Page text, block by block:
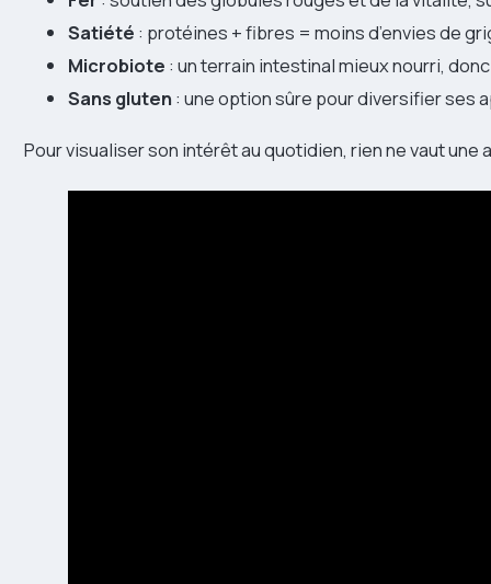
Satiété : protéines + fibres = moins d’envies de
Microbiote : un terrain intestinal mieux nourri,
Sans gluten : une option sûre pour diversifier ses
Pour visualiser son intérêt au quotidien, rien ne vaut